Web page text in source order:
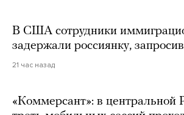
В США сотрудники
задержали россиянку,
21 час назад
«Коммерсант»: в центральной